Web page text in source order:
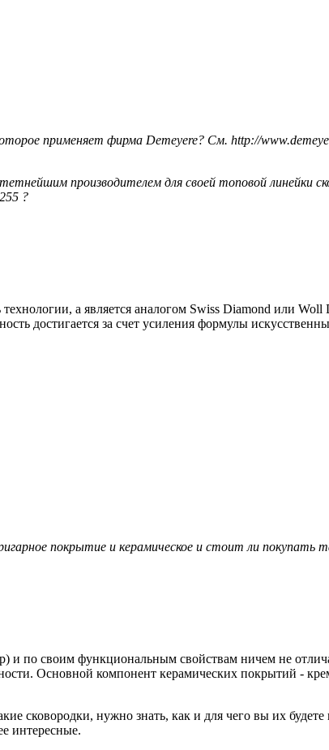
применяет фирма Demeyere? См. http://
производителем для своей топовой линейки
?
а является аналогом Swiss Diamond или Woll
достигается за счет усиления формулы
покрытие и керамическое и стоит ли покупать
по своим функциональным свойствам ничем не
Основной компонент керамических покрытий -
сковородки, нужно знать, как и для чего вы их
интересные.